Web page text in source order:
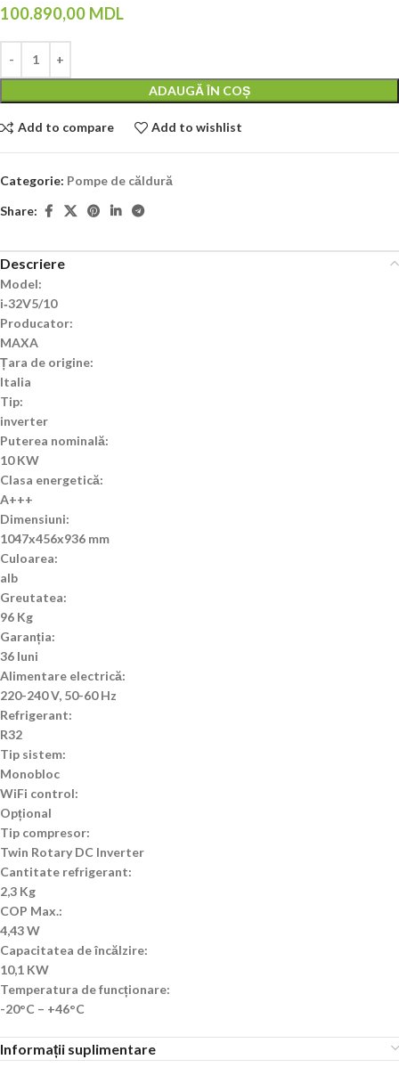
100.890,00 MDL
ADAUGĂ ÎN COȘ
Add to compare Add to wishlist
Categorie: Pompe de căldură
Share:
Descriere
Model:
i‐32V5/10
Producator:
MAXA
Țara de origine:
Italia
Tip:
inverter
Puterea nominală:
10 KW
Clasa energetică:
A+++
Dimensiuni:
1047x456x936 mm
Culoarea:
alb
Greutatea:
96 Kg
Garanția:
36 luni
Alimentare electrică:
220-240 V, 50-60 Hz
Refrigerant:
R32
Tip sistem:
Monobloc
WiFi control:
Opțional
Tip compresor:
Twin Rotary DC Inverter
Cantitate refrigerant:
2,3 Kg
COP Max.:
4,43 W
Capacitatea de încălzire:
10,1 KW
Temperatura de funcționare:
-20°C – +46°C
Informații suplimentare